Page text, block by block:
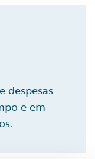
despesas
e em